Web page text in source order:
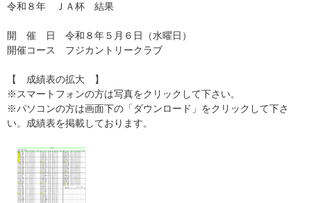
令和８年 ＪＡ杯 結果
開 催 日 令和８年５月６日（水曜日）
開催コース フジカントリークラブ
【 成績表の拡大 】
※スマートフォンの方は写真をクリックして下さい。
※パソコンの方は画面下の「ダウンロード」をクリックして下さ
い。成績表を掲載しております。